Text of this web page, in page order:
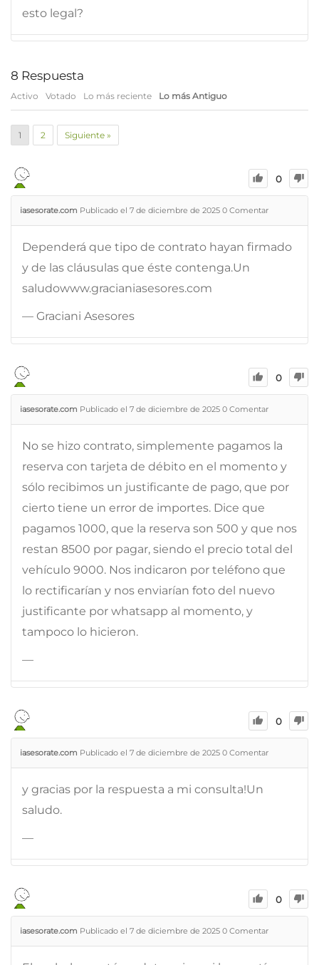
esto legal?
8 Respuesta
Activo Votado Lo más reciente Lo más Antiguo
1 2 Siguiente »
0
iasesorate.com Publicado el 7 de diciembre de 2025 0 Comentar
Dependerá que tipo de contrato hayan firmado
y de las cláusulas que éste contenga.Un
saludowww.gracianiasesores.com
— Graciani Asesores
0
iasesorate.com Publicado el 7 de diciembre de 2025 0 Comentar
No se hizo contrato, simplemente pagamos la
reserva con tarjeta de débito en el momento y
sólo recibimos un justificante de pago, que por
cierto tiene un error de importes. Dice que
pagamos 1000, que la reserva son 500 y que nos
restan 8500 por pagar, siendo el precio total del
vehículo 9000. Nos indicaron por teléfono que
lo rectificarían y nos enviarían foto del nuevo
justificante por whatsapp al momento, y
tampoco lo hicieron.
—
0
iasesorate.com Publicado el 7 de diciembre de 2025 0 Comentar
y gracias por la respuesta a mi consulta!Un
saludo.
—
0
iasesorate.com Publicado el 7 de diciembre de 2025 0 Comentar